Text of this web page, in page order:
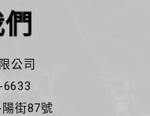
公司
街87號